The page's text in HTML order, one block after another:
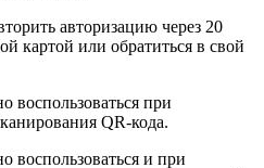
авторизацию через 20
картой или обратиться в свой
воспользоваться при
QR-кода.
воспользоваться и при